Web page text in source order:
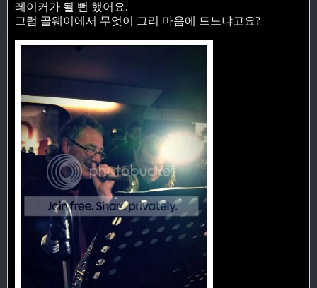
레이커가 될 뻔 했어요.
그럼 골웨이에서 무엇이 그리 마음에 드느냐고요?